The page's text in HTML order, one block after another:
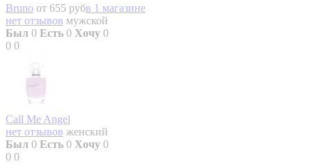
Bruno от 655 рубв 1 магазине
нет отзывов мужской
Был 0 Есть 0 Хочу 0
0 0
Call Me Angel
нет отзывов женский
Был 0 Есть 0 Хочу 0
0 0